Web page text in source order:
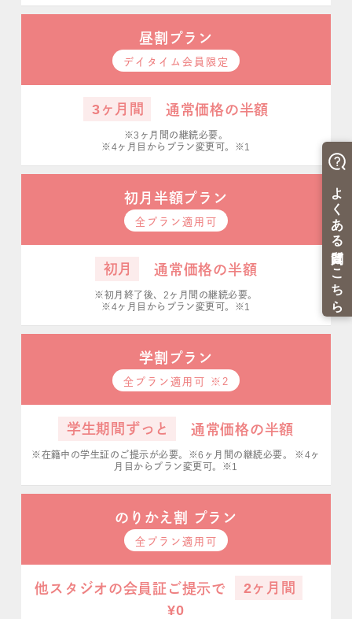
昼割プラン
デイタイム会員限定
3ヶ月間 通常価格の半額
※3ヶ月間の継続必要。
※4ヶ月目からプラン変更可。※1
初月半額プラン
全プラン適用可
初月 通常価格の半額
※初月終了後、2ヶ月間の継続必要。
※4ヶ月目からプラン変更可。※1
学割プラン
全プラン適用可 ※2
学生期間ずっと 通常価格の半額
※在籍中の学生証のご提示が必要。※6ヶ月間の継続必要。
※4ヶ
月目からプラン変更可。※1
のりかえ割 プラン
全プラン適用可
他スタジオの会員証ご提示で
2ヶ月間
¥0